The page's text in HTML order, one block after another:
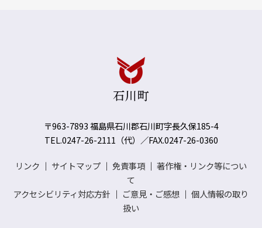
〒963-7893 福島県石川郡石川町字長久保185-4
TEL.0247-26-2111（代）／FAX.0247-26-0360
リンク ｜ サイトマップ ｜ 免責事項 ｜ 著作権・リンク等につい
て
アクセシビリティ対応方針 ｜ ご意見・ご感想 ｜ 個人情報の取り
扱い